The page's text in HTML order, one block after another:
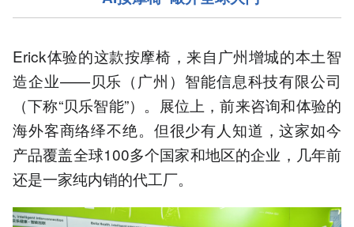
Erick体验的这款按摩椅，来自广州增城的本土智
造企业——贝乐（广州）智能信息科技有限公司
（下称“贝乐智能”）。展位上，前来咨询和体验的
海外客商络绎不绝。但很少有人知道，这家如今
产品覆盖全球100多个国家和地区的企业，几年前
还是一家纯内销的代工厂。